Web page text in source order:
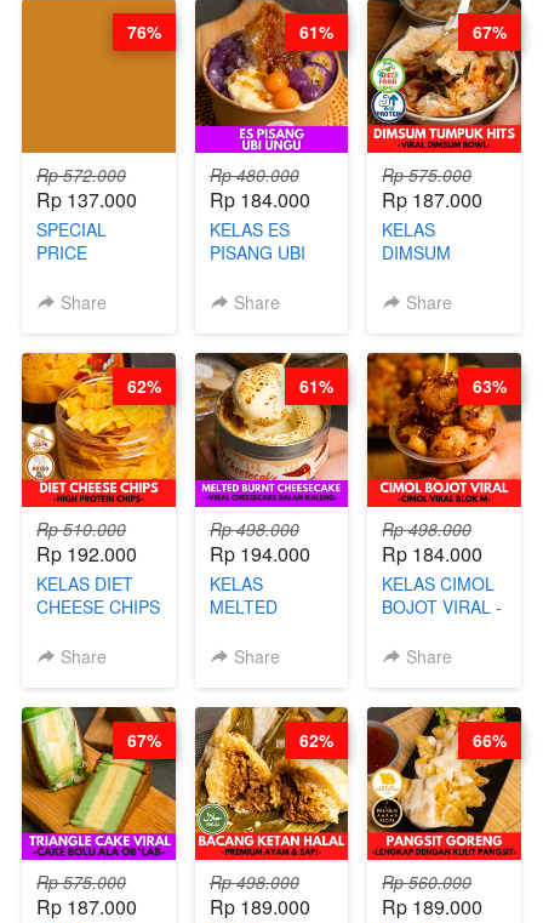
SAUCE- BY
(TAYANG 18
BARISTA
ARISUDANA
(TANGGAL 04
AGS HARGA
NAIK! )
Rp 572.000
Rp 137.000
SPECIAL
PRICE
KELAS CAKWE
DITA
(TANGGAL 04
AGS HARGA
NAIK! )
Share
76%
Rp 480.000
Rp 184.000
KELAS ES
PISANG UBI
CHEF DITA
Share
61%
Rp 575.000
Rp 187.000
KELAS
DIMSUM
- VIRAL
STEPHANIE
Share
67%
Rp 510.000
Rp 192.000
KELAS DIET
CHEESE CHIPS
PROTEIN
Share
62%
Rp 498.000
Rp 194.000
KELAS
MELTED
CHEESECAKE -
DALAM
KALENG-BY
CHEF DITA
Share
61%
Rp 498.000
Rp 184.000
KELAS CIMOL
BOJOT VIRAL -
BLOK M -BY
JUNI)
Share
63%
Rp 575.000
Rp 187.000
67%
Rp 498.000
Rp 189.000
62%
Rp 560.000
Rp 189.000
66%